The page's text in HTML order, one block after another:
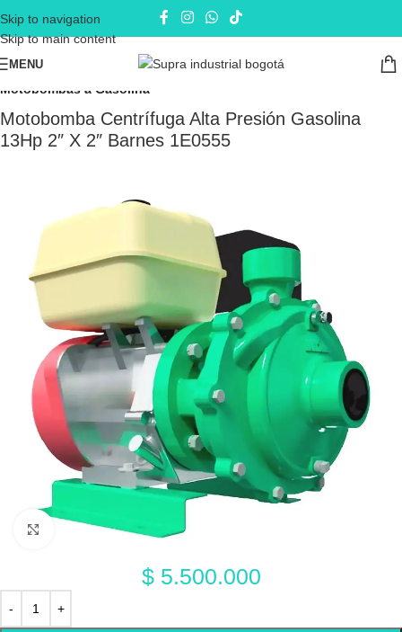
Skip to navigation
Skip to main content
MENU
Inicio Electrobombas - bombas eléctricas Motobombas
Motobombas a Gasolina
Motobomba Centrífuga Alta Presión Gasolina
13Hp 2″ X 2″ Barnes 1E0555
Click to enlarge
$5.500.000